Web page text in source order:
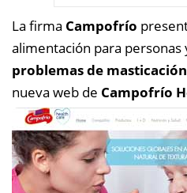
La firma Campofrío
alimentación para personas
problemas de
nueva web de Campofrío